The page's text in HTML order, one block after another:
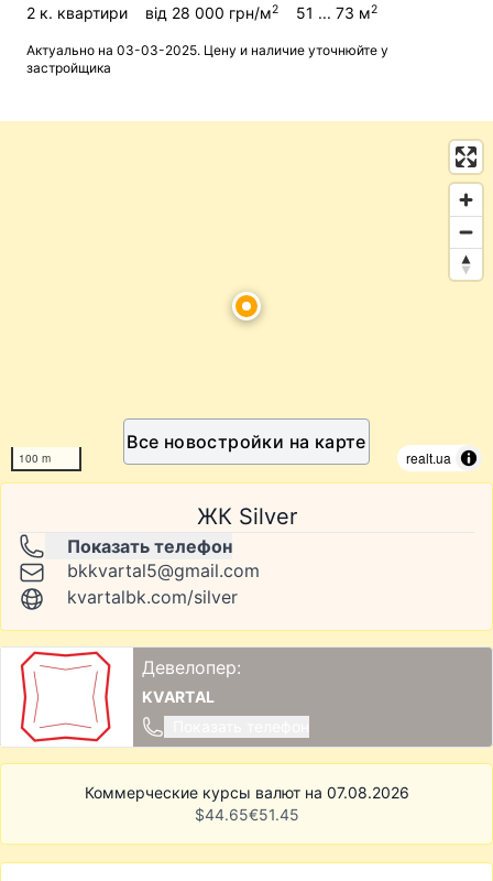
2 к. квартири від 28 000 грн/м2 51 ... 73 м2
Актуально на 03-03-2025. Цену и наличие уточнюйте у
застройщика
100 m realt.ua
Все новостройки на карте
ЖК Silver
Показать телефон
bkkvartal5@gmail.com
kvartalbk.com/silver
Девелопер:
KVARTAL
Коммерческие курсы валют на 07.08.2026
$44.65€51.45